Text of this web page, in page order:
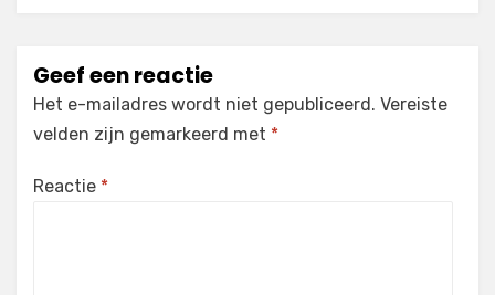
Geef een reactie
Het e-mailadres wordt niet gepubliceerd. Vereiste
velden zijn gemarkeerd met *
Reactie *